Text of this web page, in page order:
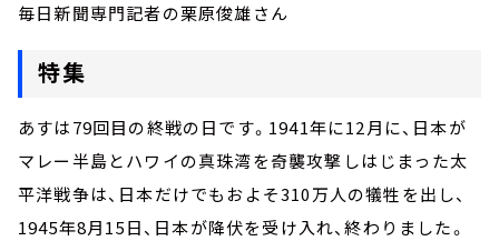
毎日新聞専門記者の栗原俊雄さん
特集
あすは79回目の終戦の日です。1941年に12月に、日本が
マレー半島とハワイの真珠湾を奇襲攻撃しはじまった太
平洋戦争は、日本だけでもおよそ310万人の犠牲を出し、
1945年8月15日、日本が降伏を受け入れ、終わりました。